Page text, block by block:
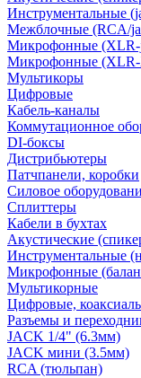
Инструментальные
Межблочные (RCA/
Микрофонные (XLR-
Микрофонные
Мультикоры
Цифровые
Кабель-каналы
Коммутационное
DI-боксы
Дистрибьютеры
Патчпанели, коробки
Силовое
Сплиттеры
Кабели в бухтах
Акустические
Инструментальные
Микрофонные
Мультикорные
Цифровые,
Разъемы и
JACK 1/4" (6.3мм)
JACK мини (3.5мм)
RCA (тюльпан)